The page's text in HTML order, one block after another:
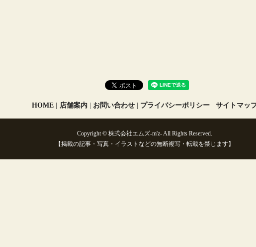
HOME 店舗案内 お問い合わせ プライバシーポリシー サイトマッ
Copyright © 株式会社エムズ-m'z- All Rights Reserved.
【掲載の記事・写真・イラストなどの無断複写・転載を禁じます】